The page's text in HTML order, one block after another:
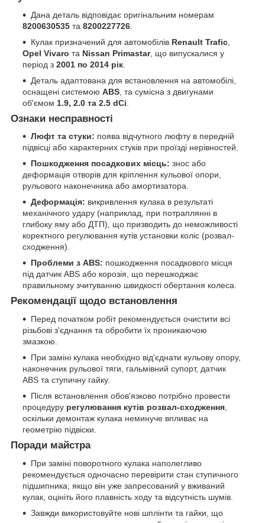
Дана деталь відповідає оригінальним номерам
8200630535 та 8200227726
Кулак призначений для автомобілів Renault Trafic
Opel Vivaro та Nissan Primastar, що випускалися у
період з 2001 по 2014 рік
Деталь адаптована для встановлення на автомобілі,
оснащені системою ABS , та сумісна з двигунами
об'ємом 1.9, 2.0 та 2.5 dCi
Ознаки несправності
Люфт та стуки: поява відчутного люфту в передній
підвісці або характерних стуків при проїзді нерівностей.
Пошкодження посадкових місць: знос або
деформація отворів для кріплення кульової опори,
рульового наконечника або амортизатора.
Деформація: викривлення кулака в результаті
механічного удару (наприклад, при потраплянні в
глибоку яму або ДТП), що призводить до неможливості
коректного регулювання кутів установки коліс (розвал-
сходження).
Проблеми з ABS: пошкодження посадкового місця
під датчик ABS або корозія, що перешкоджає
правильному зчитуванню швидкості обертання колеса.
Рекомендації щодо встановлення
Перед початком робіт рекомендується очистити всі
різьбові з'єднання та обробити їх проникаючою
змазкою.
При заміні кулака необхідно від'єднати кульову опору,
наконечник рульової тяги, гальмівний супорт, датчик
ABS та ступичну гайку.
Після встановлення обов'язково потрібно провести
процедуру регулювання кутів розвал-сходження
оскільки демонтаж кулака неминуче впливає на
геометрію підвіски.
Поради майстра
При заміні поворотного кулака наполегливо
рекомендується одночасно перевірити стан ступичного
підшипника; якщо він уже запресований у вживаний
кулак, оцініть його плавність ходу та відсутність шумів.
Завжди використовуйте нові шплінти та гайки, що